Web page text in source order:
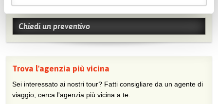
agente e vuoi collaborare con noi?
Chiedi un preventivo
Trova l'agenzia più vicina
Sei interessato ai nostri tour? Fatti consigliare da un agente di
viaggio, cerca l'agenzia più vicina a te.